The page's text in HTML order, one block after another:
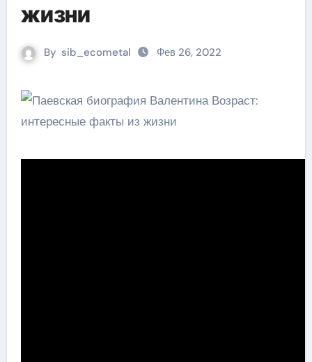
жизни
By sib_ecometal Фев 26, 2022